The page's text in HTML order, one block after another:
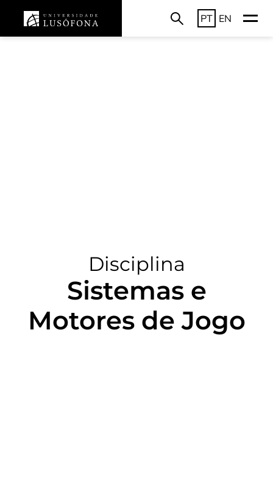
PT EN
Disciplina
Sistemas e
Motores de Jogo